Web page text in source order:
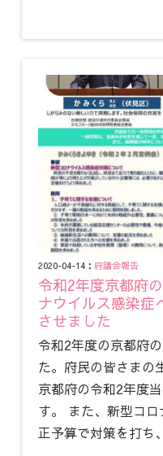
2020-04-14：府議会報告
令和2年度京都府
ナウイルス感染症
させました
令和2年度の京都府
た。府民の皆さまの
京都府の令和2年度
す。 また、新型コ
正予算で対策を打ち